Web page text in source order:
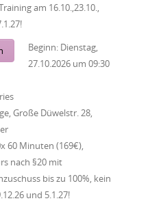
am 16.10.,23.10.,
Beginn: Dienstag,
27.10.2026 um 09:30
Große Düwelstr. 28,
60 Minuten (169€),
nach §20 mit
bis zu 100%, kein
und 5.1.27!